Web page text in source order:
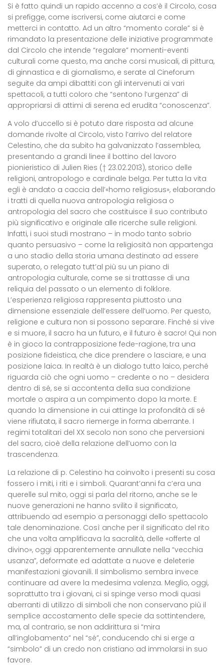
Si è fatto quindi un rapido accenno a cos’è il Circolo, cosa
si prefigge, come iscriversi, come aiutarci e come
metterci in contatto. Ad un altro “momento corale” si è
rimandato la presentazione delle iniziative programmate
dal Circolo che intende “regalare” momenti-eventi
culturali come questo, ma anche corsi musicali, di pittura,
di ginnastica e di giornalismo, e serate al Cineforum
seguite da ampi dibattiti con gli intervenuti ai vari
spettacoli, a tutti coloro che “sentono l’urgenza” di
appropriarsi di attimi di serena ed erudita “conoscenza”.
A volo d’uccello si è potuto dare risposta ad alcune
domande rivolte al Circolo, visto l’arrivo del relatore
Celestino, che da subito ha galvanizzato l’assemblea,
presentando a grandi linee il bottino del lavoro
pionieristico di Julien Ries († 23.02.2013), storico delle
religioni, antropologo e cardinale belga. Per tutta la vita
egli è andato a caccia dell’«homo religiosus», elaborando
i tratti di quella nuova antropologia religiosa o
antropologia del sacro che costituisce il suo contributo
più significativo e originale alle ricerche sulle religioni.
Infatti, i suoi studi mostrano – in modo tanto sobrio
quanto persuasivo – come la religiosità non appartenga
a uno stadio della storia umana destinato ad essere
superato, o relegato tutt’al più su un piano di
antropologia culturale, come se si trattasse di una
reliquia del passato o un elemento di folklore.
L’esperienza religiosa rappresenta piuttosto una
dimensione essenziale dell’essere dell’uomo. Per questo,
religione e cultura non si possono separare. Finché si vive
e si muore, il sacro ha un futuro, e il futuro è sacro! Qui non
è in gioco la contrapposizione fede-ragione, tra una
posizione fideistica, che dice prendere o lasciare, e una
posizione laica. In realtà è un dialogo tutto laico, perché
riguarda ciò che ogni uomo – credente o no – desidera
dentro di sé, se si accontenta della sua condizione
mortale o aspira a un compimento dopo la morte. E
quando la dimensione in cui attinge la profondità di sé
viene rifiutata, il sacro riemerge in forma aberrante. I
regimi totalitari del XX secolo non sono che perversioni
del sacro, cioè della relazione dell’uomo con la
trascendenza.
La relazione di p. Celestino ha coinvolto i presenti su cosa
fossero i miti, i riti e i simboli. Quarant’anni fa c’era una
querelle sul mito, oggi si parla del ritorno, anche se le
nuove generazioni ne hanno svilito il significato,
attribuendo ad esempio a personaggi dello spettacolo
tale denominazione. Così anche per il significato del rito
che una volta amplificava la sacralità, delle «offerte al
divino», oggi apparentemente annullate nella “vecchia
usanza”, deformate ed adattate a nuove e deleterie
manifestazioni giovanili. Il simbolismo sembra invece
continuare ad avere la medesima valenza. Meglio, oggi,
soprattutto tra i giovani, ci si spinge verso modi quasi
aberranti di utilizzo di simboli che non conservano più il
semplice accostamento delle specie da sottintendere,
ma, al contrario, se non addirittura si “mira
all’inglobamento” nel “sé”, conducendo chi si erge a
“simbolo” di un credo non cristiano ad immolarsi in suo
favore.